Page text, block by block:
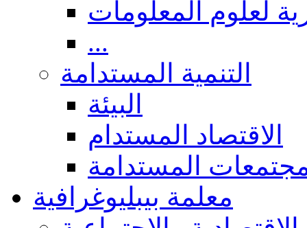
لعلوم المعلومات
...
التنمية المستدامة
البيئة
الاقتصاد المستدام
المستدامة
معلمة بيبليوغرافية